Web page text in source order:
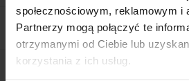
społecznościowym, reklamowym i
Partnerzy mogą połączyć te
otrzymanymi od Ciebie lub
korzystania z ich usług.
Pobierz produkt do PDF